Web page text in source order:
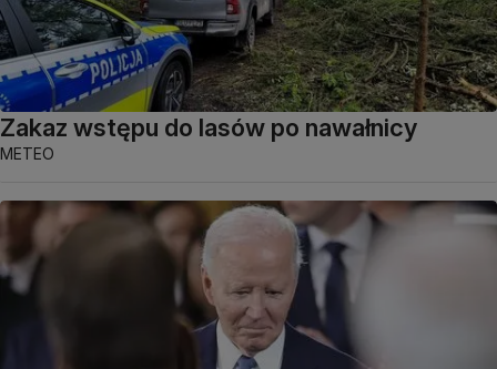
Zakaz wstępu do lasów po nawałnicy
METEO